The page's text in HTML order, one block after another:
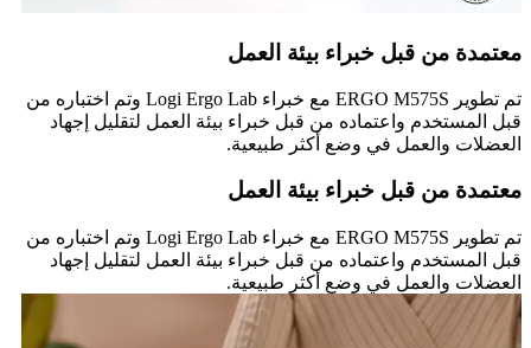
معتمدة من قبل خبراء بيئة العمل
تم تطوير ERGO M575S مع خبراء Logi Ergo Lab وتم اختباره من
قبل المستخدم واعتماده من قبل خبراء بيئة العمل لتقليل إجهاد
العضلات والعمل في وضع أكثر طبيعية.
معتمدة من قبل خبراء بيئة العمل
تم تطوير ERGO M575S مع خبراء Logi Ergo Lab وتم اختباره من
قبل المستخدم واعتماده من قبل خبراء بيئة العمل لتقليل إجهاد
العضلات والعمل في وضع أكثر طبيعية.